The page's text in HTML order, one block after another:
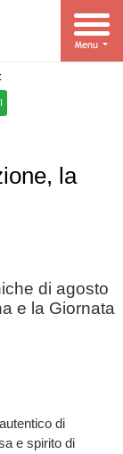
la
di agosto
e la Giornata
di
e spirito di